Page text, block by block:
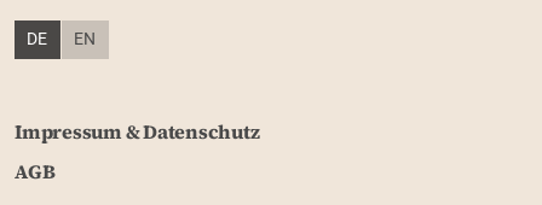
DE EN
Impressum & Datenschutz
AGB